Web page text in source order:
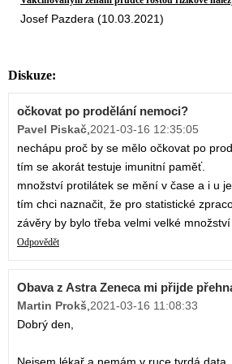
Josef Pazdera (10.03.2021)
Diskuze:
očkovat po prodělání nemoci?
Pavel Piskač,2021-03-16 12:35:05
nechápu proč by se mělo očkovat po
tím se akorát testuje imunitní paměť.
množství protilátek se mění v čase a i u
tím chci naznačit, že pro statistické
závěry by bylo třeba velmi velké
Odpovědět
Obava z Astra Zeneca mi přijde
Martin Prokš,2021-03-16 11:08:33
Dobrý den,